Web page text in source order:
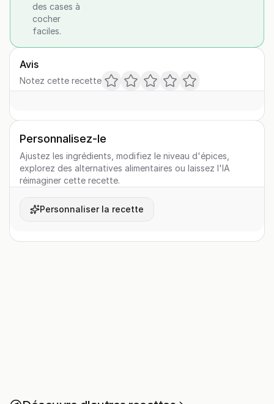
des cases à
cocher
faciles.
Avis
Notez cette recette
Personnalisez-le
Ajustez les ingrédients, modifiez le niveau d'épices,
explorez des alternatives alimentaires ou laissez l'IA
réimaginer cette recette.
Personnaliser la recette